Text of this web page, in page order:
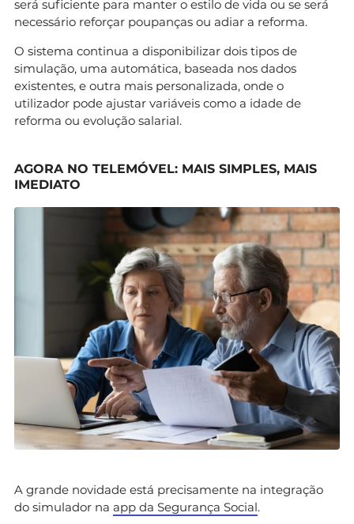
será suficiente para manter o estilo de vida ou se será
necessário reforçar poupanças ou adiar a reforma.
O sistema continua a disponibilizar dois tipos de
simulação, uma automática, baseada nos dados
existentes, e outra mais personalizada, onde o
utilizador pode ajustar variáveis como a idade de
reforma ou evolução salarial.
AGORA NO TELEMÓVEL: MAIS SIMPLES, MAIS
IMEDIATO
A grande novidade está precisamente na integração
do simulador na app da Segurança Social.